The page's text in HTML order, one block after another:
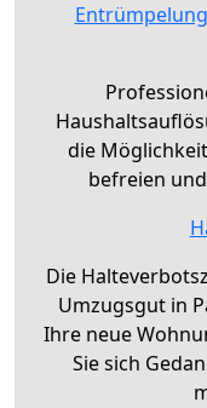
Entrümpelung
die
befreien
Die
Umzugsgut in
Ihre neue
Sie sich